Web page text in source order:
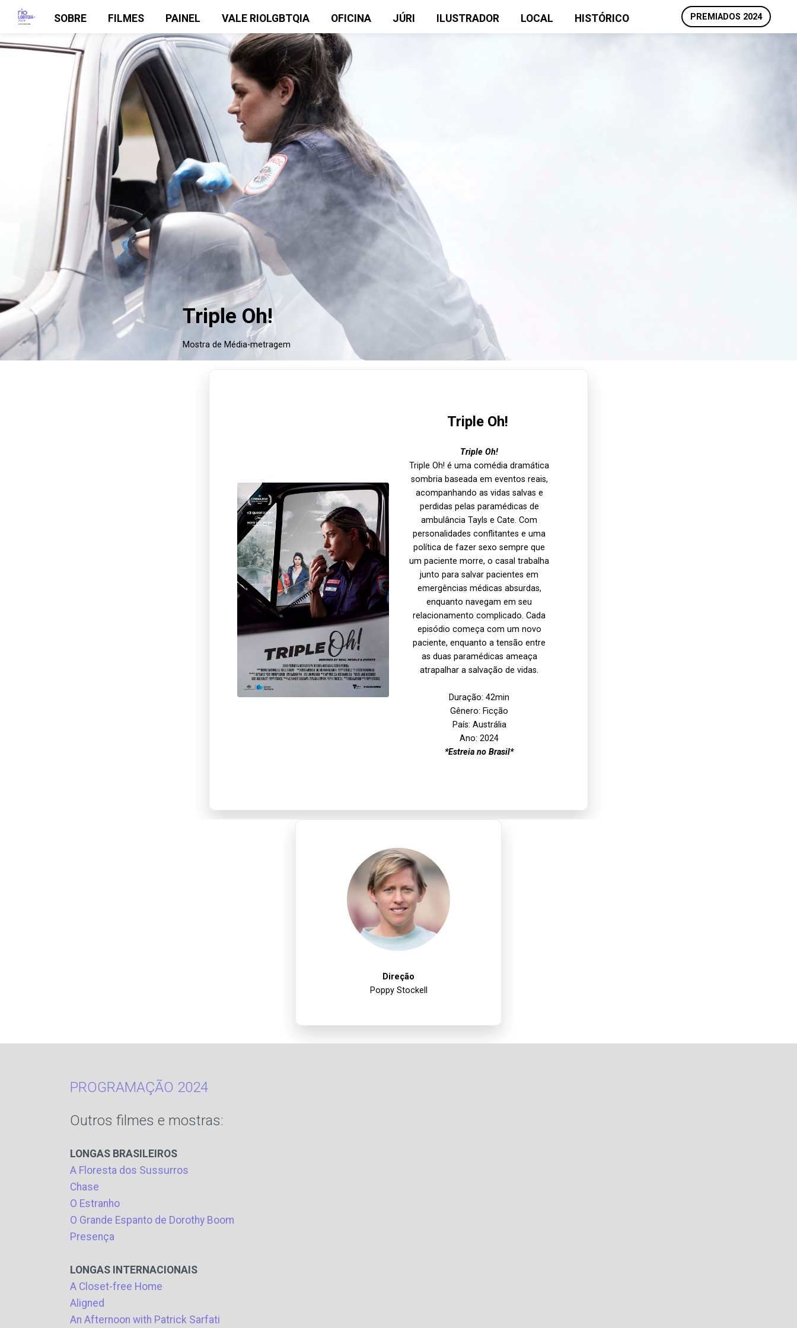
SOBRE FILMES PAINEL VALE RIOLGBTQIA OFICINA JÚRI ILUSTRADOR LOCAL HISTÓRICO PREMIADOS 2024
Triple Oh!
Mostra de Média-metragem
Triple Oh!
Triple Oh!
Triple Oh! é uma comédia dramática
sombria baseada em eventos reais,
acompanhando as vidas salvas e
perdidas pelas paramédicas de
ambulância Tayls e Cate. Com
personalidades conflitantes e uma
política de fazer sexo sempre que
um paciente morre, o casal trabalha
junto para salvar pacientes em
emergências médicas absurdas,
enquanto navegam em seu
relacionamento complicado. Cada
episódio começa com um novo
paciente, enquanto a tensão entre
as duas paramédicas ameaça
atrapalhar a salvação de vidas.
Duração: 42min
Gênero: Ficção
País: Austrália
Ano: 2024
*Estreia no Brasil*
Direção
Poppy Stockell
PROGRAMAÇÃO 2024
Outros filmes e mostras:
LONGAS BRASILEIROS
A Floresta dos Sussurros
Chase
O Estranho
O Grande Espanto de Dorothy Boom
Presença
LONGAS INTERNACIONAIS
A Closet-free Home
Aligned
An Afternoon with Patrick Sarfati